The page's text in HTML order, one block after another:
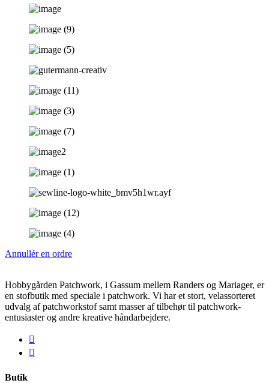
Annullér en ordre
Hobbygården Patchwork, i Gassum mellem Randers og Mariager, er
en stofbutik med speciale i patchwork. Vi har et stort, velassorteret
udvalg af patchworkstof samt masser af tilbehør til patchwork-
entusiaster og andre kreative håndarbejdere.
Butik